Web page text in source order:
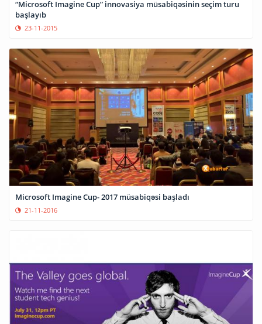
“Microsoft Imagine Cup” innovasiya müsabiqəsinin seçim turu
başlayıb
23-11-2015
Microsoft Imagine Cup- 2017 müsabiqəsi başladı
21-11-2016